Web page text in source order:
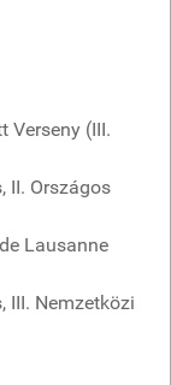
Verseny (III.
Országos
Lausanne
Nemzetközi